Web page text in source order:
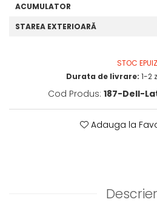
ACUMULATOR
STAREA EXTERIOARĂ
STOC
Durata de livrare: 1-2
Cod Produs: 187-Dell-
Adauga la